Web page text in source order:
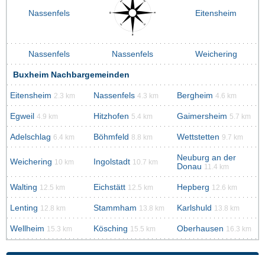
Nassenfels Eitensheim
Nassenfels Nassenfels Weichering
Buxheim Nachbargemeinden
Eitensheim 2.3 km Nassenfels 4.3 km Bergheim 4.6 km
Egweil 4.9 km Hitzhofen 5.4 km Gaimersheim 5.7 km
Adelschlag 6.4 km Böhmfeld 8.8 km Wettstetten 9.7 km
Weichering 10 km Ingolstadt 10.7 km
Neuburg an der
Donau 11.4 km
Walting 12.5 km Eichstätt 12.5 km Hepberg 12.6 km
Lenting 12.8 km Stammham 13.8 km Karlshuld 13.8 km
Wellheim 15.3 km Kösching 15.5 km Oberhausen 16.3 km